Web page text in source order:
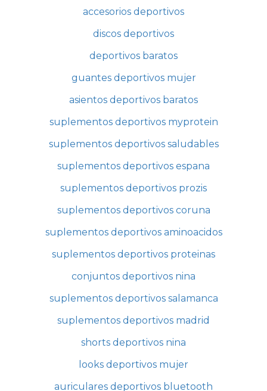
accesorios deportivos
discos deportivos
deportivos baratos
guantes deportivos mujer
asientos deportivos baratos
suplementos deportivos myprotein
suplementos deportivos saludables
suplementos deportivos espana
suplementos deportivos prozis
suplementos deportivos coruna
suplementos deportivos aminoacidos
suplementos deportivos proteinas
conjuntos deportivos nina
suplementos deportivos salamanca
suplementos deportivos madrid
shorts deportivos nina
looks deportivos mujer
auriculares deportivos bluetooth